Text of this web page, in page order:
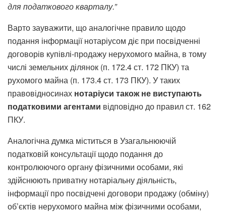
для податкового кварталу.”
Варто зауважити, що аналогічне правило щодо
подання інформації нотаріусом діє при посвідченні
договорів купівлі-продажу нерухомого майна, в тому
числі земельних ділянок (п. 172.4 ст. 172 ПКУ) та
рухомого майна (п. 173.4 ст. 173 ПКУ). У таких
правовідносинах нотаріуси також не виступають
податковими агентами відповідно до правил ст. 162
ПКУ.
Аналогічна думка міститься в Узагальнюючій
податковій консультації щодо подання до
контролюючого органу фізичними особами, які
здійснюють приватну нотаріальну діяльність,
інформації про посвідчені договори продажу (обміну)
об’єктів нерухомого майна між фізичними особами,